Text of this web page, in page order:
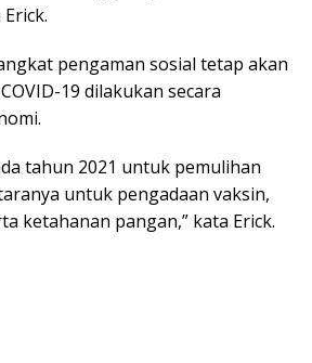
pengaman sosial tetap akan
19 dilakukan secara
tahun 2021 untuk pemulihan
untuk pengadaan vaksin,
ketahanan pangan,” kata Erick.